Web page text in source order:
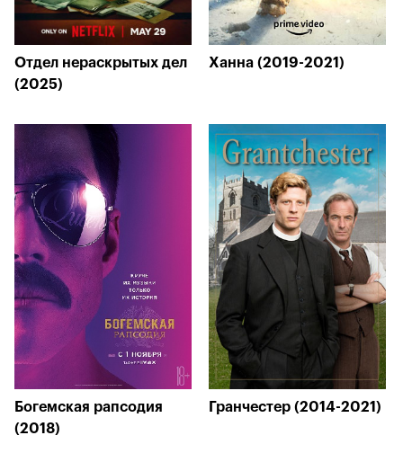
Отдел нераскрытых дел
(2025)
Ханна (2019-2021)
Богемская рапсодия
(2018)
Гранчестер (2014-2021)